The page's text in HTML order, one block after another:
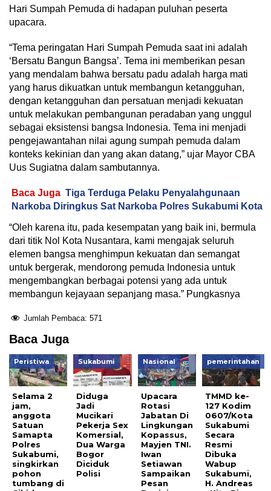
Hari Sumpah Pemuda di hadapan puluhan peserta
upacara.
“Tema peringatan Hari Sumpah Pemuda saat ini adalah
‘Bersatu Bangun Bangsa’. Tema ini memberikan pesan
yang mendalam bahwa bersatu padu adalah harga mati
yang harus dikuatkan untuk membangun ketangguhan,
dengan ketangguhan dan persatuan menjadi kekuatan
untuk melakukan pembangunan peradaban yang unggul
sebagai eksistensi bangsa Indonesia. Tema ini menjadi
pengejawantahan nilai agung sumpah pemuda dalam
konteks kekinian dan yang akan datang,” ujar Mayor CBA
Uus Sugiatna dalam sambutannya.
Baca Juga Tiga Terduga Pelaku Penyalahgunaan
Narkoba Diringkus Sat Narkoba Polres Sukabumi Kota
“Oleh karena itu, pada kesempatan yang baik ini, bermula
dari titik Nol Kota Nusantara, kami mengajak seluruh
elemen bangsa menghimpun kekuatan dan semangat
untuk bergerak, mendorong pemuda Indonesia untuk
mengembangkan berbagai potensi yang ada untuk
membangun kejayaan sepanjang masa.” Pungkasnya
Jumlah Pembaca: 571
Baca Juga
Peristiwa
Selama 2
jam,
anggota
Satuan
Samapta
Polres
Sukabumi,
singkirkan
pohon
tumbang di
Sukabumi
Diduga
Jadi
Mucikari
Pekerja Sex
Komersial,
Dua Warga
Bogor
Diciduk
Polisi
Nasional
Upacara
Rotasi
Jabatan Di
Lingkungan
Kopassus,
Mayjen TNI.
Iwan
Setiawan
Sampaikan
Pesan
pemerintahan
TMMD ke-
127 Kodim
0607/Kota
Sukabumi
Secara
Resmi
Dibuka
Wabup
Sukabumi,
H. Andreas